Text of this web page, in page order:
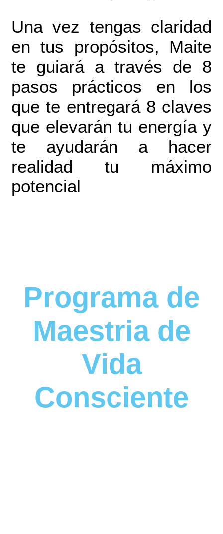
Una vez tengas claridad
en tus propósitos, Maite
te guiará a través de 8
pasos prácticos en los
que te entregará 8 claves
que elevarán tu energía y
te ayudarán a hacer
realidad tu máximo
potencial
Programa de
Maestria de
Vida
Consciente